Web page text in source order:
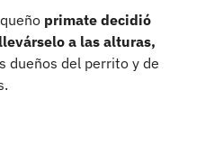
primate decidió
a las alturas,
dueños del perrito y de